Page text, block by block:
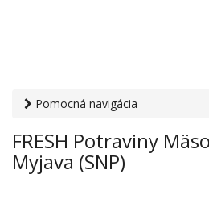
Pomocná navigácia
Potraviny Mäso - Údeniny, Myjava
FRESH Potraviny
Myjava (SNP)